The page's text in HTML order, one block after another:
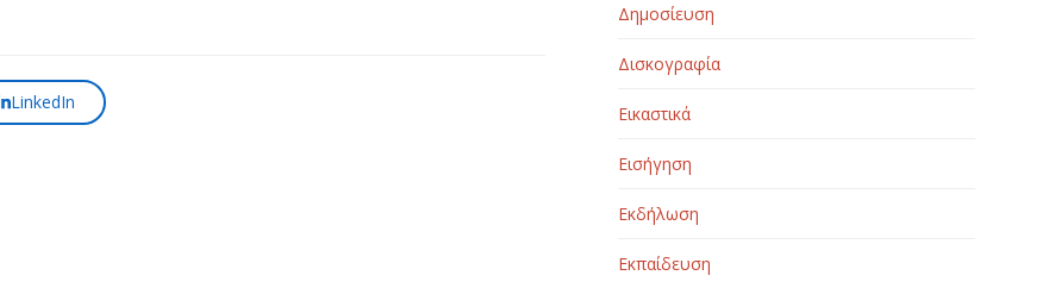
LinkedIn
Δημοσίευση
Δισκογραφία
Εικαστικά
Εισήγηση
Εκδήλωση
Εκπαίδευση